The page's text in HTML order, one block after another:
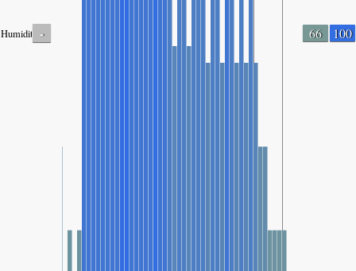
Humidity - 66 100